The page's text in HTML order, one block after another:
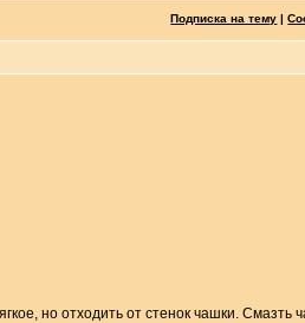
Подписка на тему |
но отходить от стенок чашки. Смазть